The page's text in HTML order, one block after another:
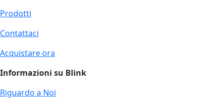
Prodotti
Contattaci
Acquistare ora
Informazioni su Blink
Riguardo a Noi